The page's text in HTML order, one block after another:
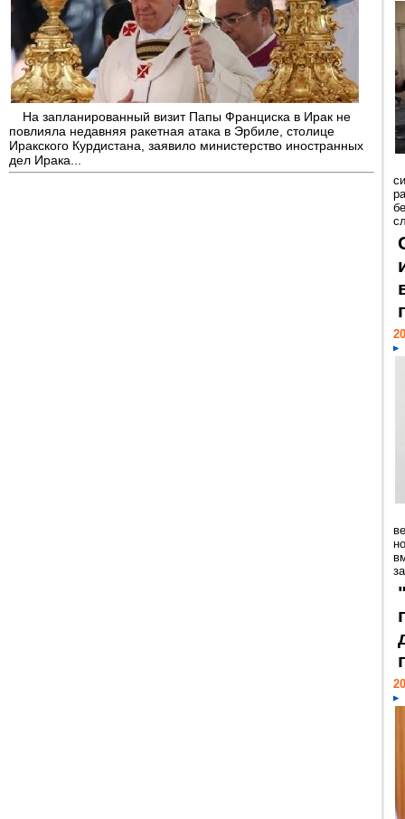
На запланированный визит Папы Франциска в Ирак не
повлияла недавняя ракетная атака в Эрбиле, столице
Иракского Курдистана, заявило министерство иностранных
дел Ирака...